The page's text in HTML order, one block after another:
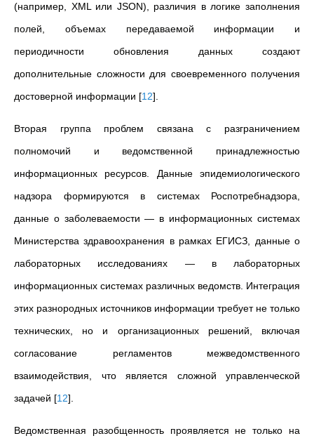
(например, XML или JSON), различия в логике заполнения
полей, объемах передаваемой информации и
периодичности обновления данных создают
дополнительные сложности для своевременного получения
достоверной информации [12]
Вторая группа проблем связана с разграничением
полномочий и ведомственной принадлежностью
информационных ресурсов. Данные эпидемиологического
надзора формируются в системах Роспотребнадзора,
данные о заболеваемости — в информационных системах
Министерства здравоохранения в рамках ЕГИСЗ, данные о
лабораторных исследованиях — в лабораторных
информационных системах различных ведомств. Интеграция
этих разнородных источников информации требует не только
технических, но и организационных решений, включая
согласование регламентов межведомственного
взаимодействия, что является сложной управленческой
задачей [12]
Ведомственная разобщенность проявляется не только на